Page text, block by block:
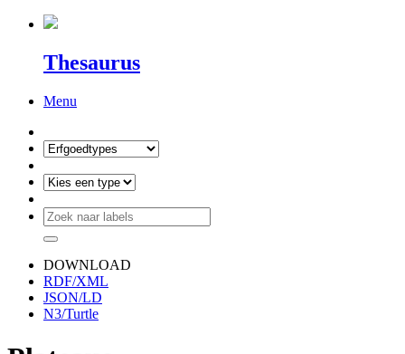
Thesaurus
Menu
DOWNLOAD
RDF/XML
JSON/LD
N3/Turtle